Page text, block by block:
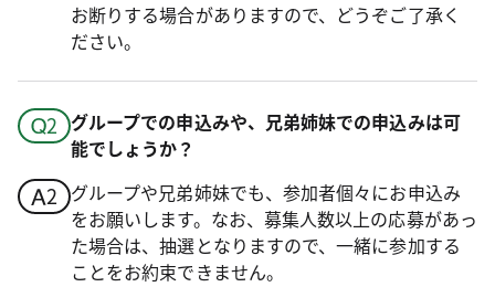
お断りする場合がありますので、どうぞご了承く
ださい。
グループでの申込みや、兄弟姉妹での申込みは可
能でしょうか？
グループや兄弟姉妹でも、参加者個々にお申込み
をお願いします。なお、募集人数以上の応募があっ
た場合は、抽選となりますので、一緒に参加する
ことをお約束できません。